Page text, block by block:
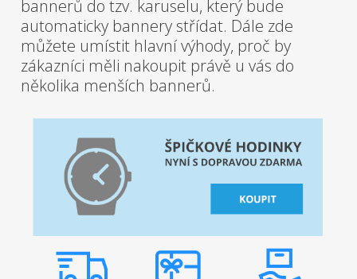
bannerů do tzv. karuselu, který bude
automaticky bannery střídat. Dále zde
můžete umístit hlavní výhody, proč by
zákazníci měli nakoupit právě u vás do
několika menších bannerů.